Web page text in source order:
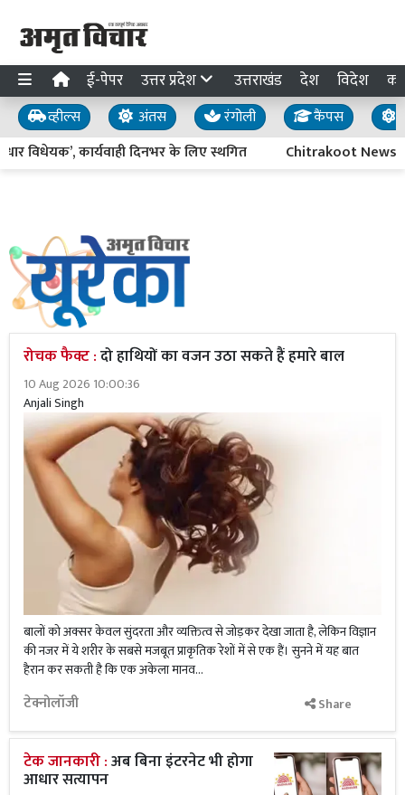
ई-पेपर उत्तर प्रदेश उत्तराखंड देश विदेश
व्हील्स अंतस रंगोली कैंपस
कार्यवाही दिनभर के लिए स्थगित
Chitrakoot News:
रोचक फैक्ट :दो हाथियों का वजन उठा सकते हैं हमारे बाल
10 Aug 2026 10:00:36
Anjali Singh
बालों को अक्सर केवल सुंदरता और व्यक्तित्व से जोड़कर देखा जाता है, लेकिन विज्ञान
की नजर में ये शरीर के सबसे मजबूत प्राकृतिक रेशों में से एक हैं। सुनने में यह बात
हैरान कर सकती है कि एक अकेला मानव...
टेक्नोलॉजी Share
टेक जानकारी :अब बिना इंटरनेट भी होगा
आधार सत्यापन